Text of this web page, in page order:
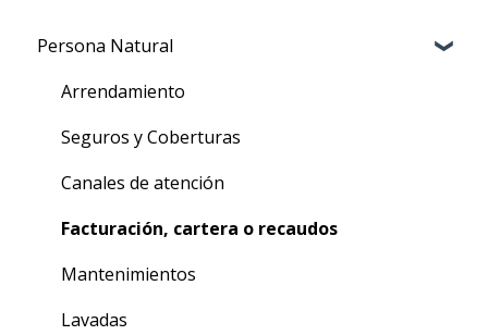
Persona Natural
Arrendamiento
Seguros y Coberturas
Canales de atención
Facturación, cartera o recaudos
Mantenimientos
Lavadas